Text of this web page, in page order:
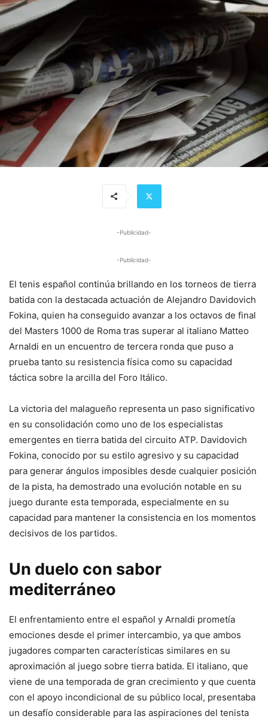
-Publicidad-
-Publicidad-
El tenis español continúa brillando en los torneos de tierra
batida con la destacada actuación de Alejandro Davidovich
Fokina, quien ha conseguido avanzar a los octavos de final
del Masters 1000 de Roma tras superar al italiano Matteo
Arnaldi en un encuentro de tercera ronda que puso a
prueba tanto su resistencia física como su capacidad
táctica sobre la arcilla del Foro Itálico.
La victoria del malagueño representa un paso significativo
en su consolidación como uno de los especialistas
emergentes en tierra batida del circuito ATP. Davidovich
Fokina, conocido por su estilo agresivo y su capacidad
para generar ángulos imposibles desde cualquier posición
de la pista, ha demostrado una evolución notable en su
juego durante esta temporada, especialmente en su
capacidad para mantener la consistencia en los momentos
decisivos de los partidos.
Un duelo con sabor
mediterráneo
El enfrentamiento entre el español y Arnaldi prometía
emociones desde el primer intercambio, ya que ambos
jugadores comparten características similares en su
aproximación al juego sobre tierra batida. El italiano, que
viene de una temporada de gran crecimiento y que cuenta
con el apoyo incondicional de su público local, presentaba
un desafío considerable para las aspiraciones del tenista